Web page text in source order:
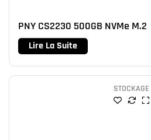
PNY CS2230 500GB NVMe M.2
Lire La Suite
STOCKAGE